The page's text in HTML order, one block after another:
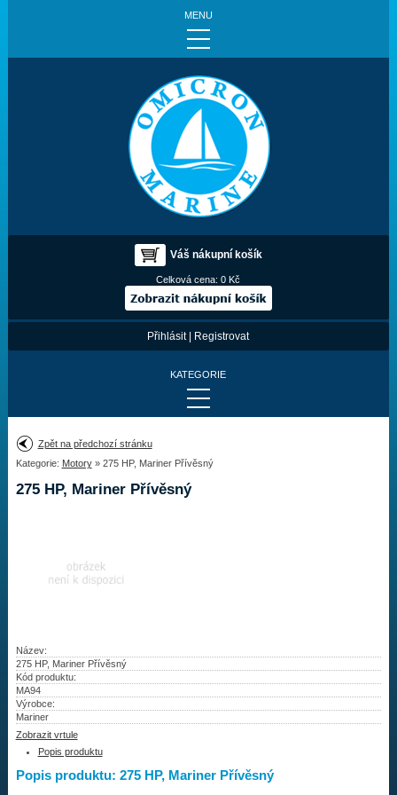
MENU
Váš nákupní košík
Celková cena:0 Kč
Přihlásit| Registrovat
KATEGORIE
Provedení:
Výrobce:
Najít vrtuli
Vrtule
Kontakty
Aktuality
Zpět na předchozí stránku
Kategorie: Motory» 275 HP, Mariner Přívěsný
275 HP, Mariner Přívěsný
Název:
275 HP, Mariner Přívěsný
Kód produktu:
MA94
Výrobce:
Mariner
Zobrazit vrtule
Popis produktu
Popis produktu: 275 HP, Mariner Přívěsný